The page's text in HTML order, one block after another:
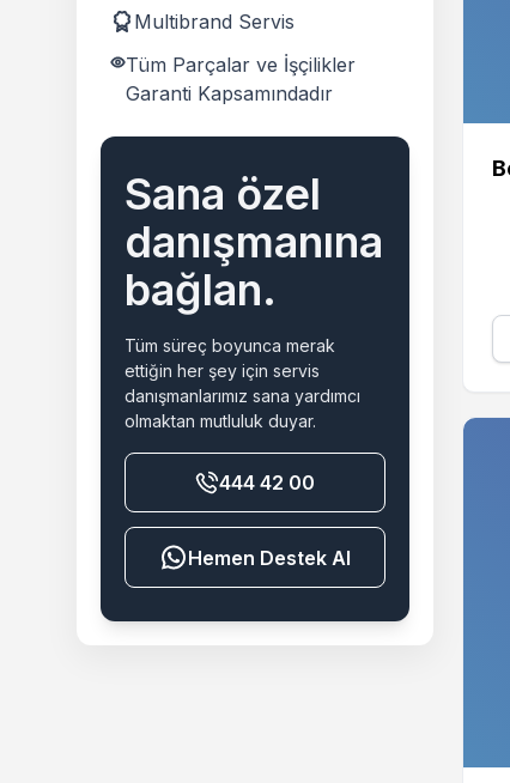
Multibrand Servis
Tüm Parçalar ve İşçilikler
Garanti Kapsamındadır
Sana özel
danışmanına
bağlan.
Tüm süreç boyunca merak
ettiğin her şey için servis
danışmanlarımız sana yardımcı
olmaktan mutluluk duyar.
444 42 00
Destek Al